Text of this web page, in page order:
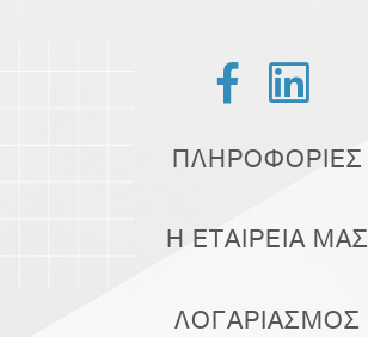
 
ΠΛΗΡΟΦΟΡΙΕΣ
Η ΕΤΑΙΡΕΙΑ ΜΑΣ
ΛΟΓΑΡΙΑΣΜΟΣ